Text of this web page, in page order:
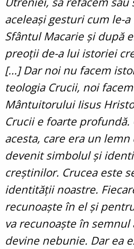
aceleași gesturi cum le-
Sfântul Macarie și după
preoții de-a lui istoriei
[...] Dar noi nu facem
teologia Crucii, noi
Mântuitorului Iisus
Crucii e foarte
acesta, care era un lemn
devenit simbolul și
creștinilor. Crucea este
identității noastre.
recunoaște în el și
va recunoaște în semnul
devine nebunie. Dar ea